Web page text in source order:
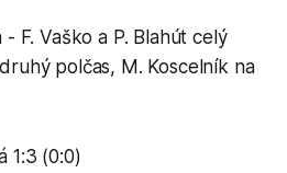
- F. Vaško a P. Blahút celý
polčas, M. Koscelník na
1:3 (0:0)